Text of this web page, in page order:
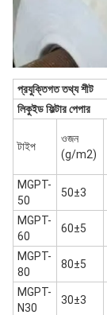
প্রযুক্তিগত তথ্য শীট
লিকুইড ফিল্টার পেপার
টাইপ
ওজন
(g/m2)
MGPT-
50
50±3
MGPT-
60
60±5
MGPT-
80
80±5
MGPT-
N30
30±3